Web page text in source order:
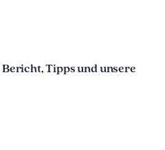
Tipps und unsere